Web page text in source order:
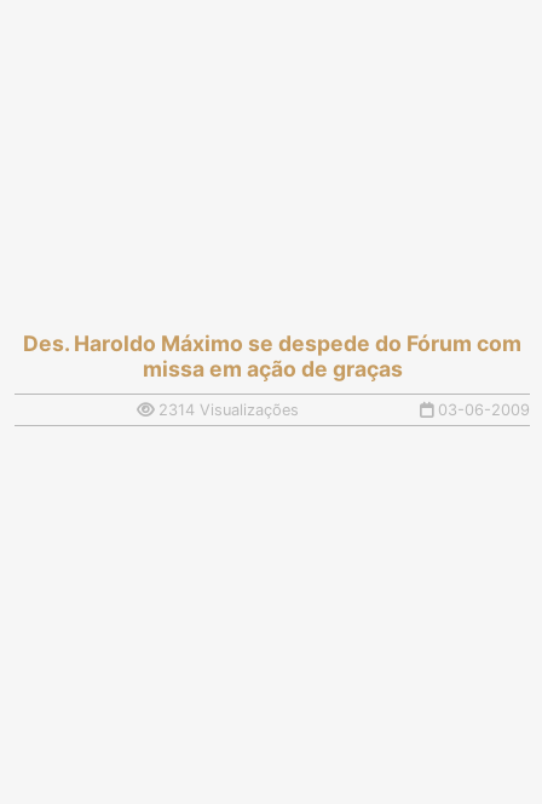
Des. Haroldo Máximo se despede do Fórum com
missa em ação de graças
2314 Visualizações 03-06-2009